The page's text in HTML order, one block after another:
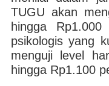
TUGU akan
hingga
psikologis yang
menguji level
hingga Rp1.100